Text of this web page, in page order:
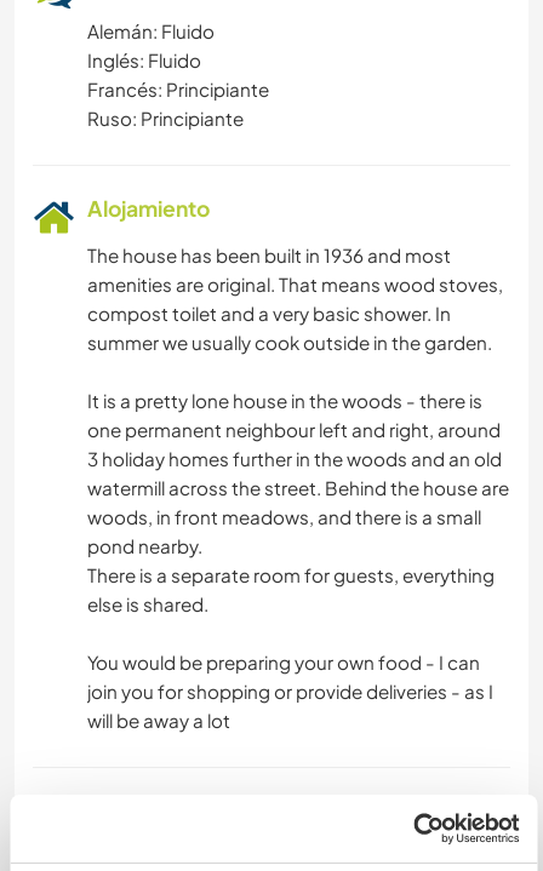
Alemán: Fluido
Inglés: Fluido
Francés: Principiante
Ruso: Principiante
Alojamiento
The house has been built in 1936 and most
amenities are original. That means wood stoves,
compost toilet and a very basic shower. In
summer we usually cook outside in the garden.
It is a pretty lone house in the woods - there is
one permanent neighbour left and right, around
3 holiday homes further in the woods and an old
watermill across the street. Behind the house are
woods, in front meadows, and there is a small
pond nearby.
There is a separate room for guests, everything
else is shared.
You would be preparing your own food - I can
join you for shopping or provide deliveries - as I
will be away a lot
A car would be best to get around. Other than